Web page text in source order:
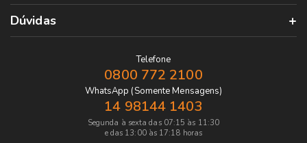
Dúvidas
Telefone
0800 772 2100
WhatsApp (Somente Mensagens)
14 98144 1403
Segunda à sexta das 07:15 às 11:30
e das 13:00 às 17:18 horas